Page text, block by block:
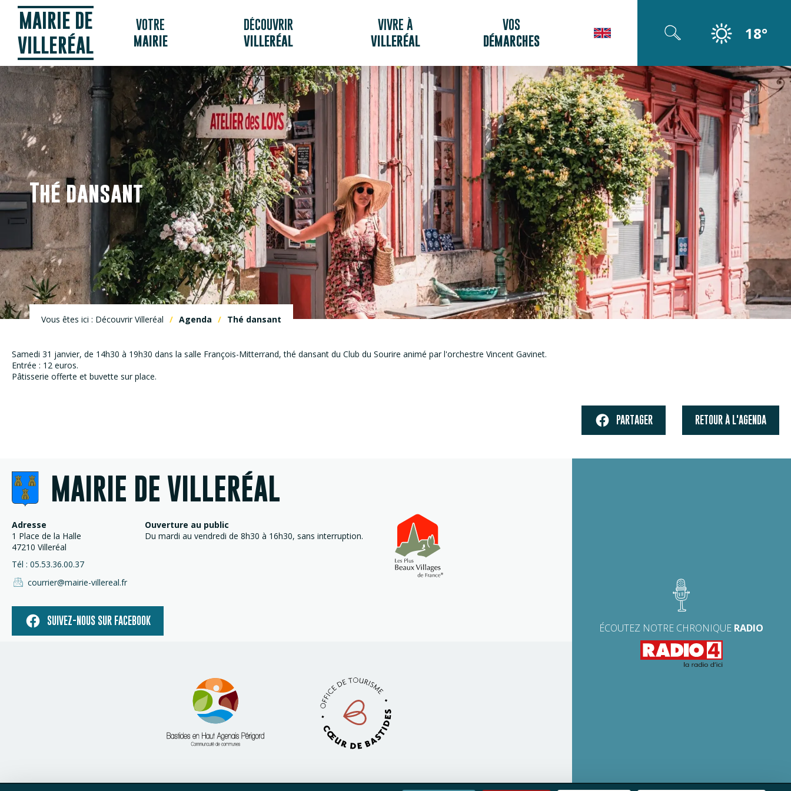
MAIRIE DE
VILLERÉAL
VOTRE
MAIRIE
DÉCOUVRIR
VILLERÉAL
VIVRE À
VILLERÉAL
VOS
DÉMARCHES 18°
Thé dansant
Vous êtes ici : Découvrir Villeréal Agenda Thé dansant
Samedi 31 janvier, de 14h30 à 19h30 dans la salle François-Mitterrand, thé dansant du Club du Sourire animé par l'orchestre Vincent Gavinet.
Entrée : 12 euros.
Pâtisserie offerte et buvette sur place.
PARTAGER RETOUR À L'AGENDA
MAIRIE DE VILLERÉAL
Adresse
1 Place de la Halle
47210 Villeréal
Tél : 05.53.36.00.37
courrier@mairie-villereal.fr
Ouverture au public
Du mardi au vendredi de 8h30 à 16h30, sans interruption.
SUIVEZ-NOUS SUR FACEBOOK
ÉCOUTEZ NOTRE CHRONIQUE RADIO
Panneau de gestion des cookies